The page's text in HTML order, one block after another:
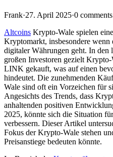
Frank·27. April 2025·0 comments
Altcoins Krypto-Wale spielen
Kryptomarkt, insbesondere wenn
digitaler Währungen geht. In den
großen Investoren gezielt
LINK gekauft, was auf einen
hindeutet. Die zunehmenden
Wale sind oft ein Vorzeichen für
Angesichts des Trends, dass
anhaltenden positiven
2025, könnte sich die Situation
verbessern. Dieser Artikel
Fokus der Krypto-Wale stehen
Preisanstiege bedeuten könnte.